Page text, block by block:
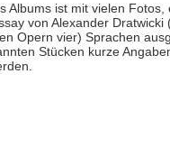
Albums ist mit vielen
von Alexander
Opern vier) Sprachen
Stücken kurze